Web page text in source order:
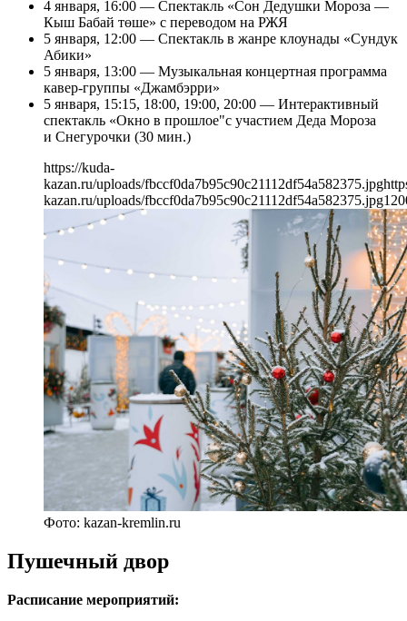
4 января, 16:00 — Спектакль «Сон Дедушки Мороза —
Кыш Бабай төше» с переводом на РЖЯ
5 января, 12:00 — Спектакль в жанре клоунады «Сундук
Абики»
5 января, 13:00 — Музыкальная концертная программа
кавер-группы «Джамбэрри»
5 января, 15:15, 18:00, 19:00, 20:00 — Интерактивный
спектакль «Окно в прошлое"с участием Деда Мороза
и Снегурочки (30 мин.)
https://kuda-
kazan.ru/uploads/fbccf0da7b95c90c21112df54a582375.jpg
kazan.ru/uploads/fbccf0da7b95c90c21112df54a582375.jpg
Фото: kazan-kremlin.ru
Пушечный двор
Расписание мероприятий: